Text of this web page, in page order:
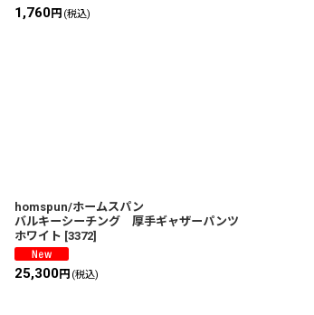
1,760円 (税込)
homspun/ホームスパン
バルキーシーチング 厚手ギャザーパンツ
ホワイト [3372]
25,300円 (税込)